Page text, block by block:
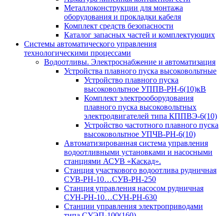
Металлоконструкции для монтажа
оборудования и прокладки кабеля
Комплект средств безопасности
Каталог запасных частей и комплектующих
Системы автоматического управления
технологическими процессами
Водоотливы. Электроснабжение и автоматизация
Устройства плавного пуска высоковольтные
Устройство плавного пуска
высоковольтное УППВ-РН-6(10)кВ
Комплект электрооборудования
плавного пуска высоковольтных
электродвигателей типа КППВЭ-6(10)
Устройство частотного плавного пуска
высоковольтное УПЧВ-РН-6(10)
Автоматизированная система управления
водоотливными установками и насосными
станциями АСУВ «Каскад».
Станция участкового водоотлива рудничная
СУВ-РН-10…СУВ-РН-250
Станция управления насосом рудничная
СУН-РН-10…СУН-РН-630
Станции управления электроприводами